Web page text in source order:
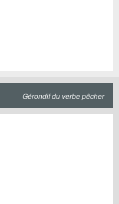
Gérondif du verbe pêcher